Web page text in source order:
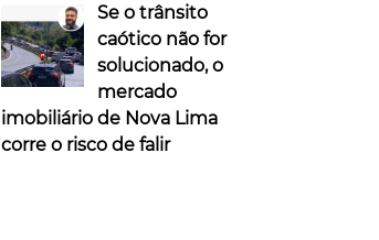
Se o trânsito
caótico não for
solucionado, o
mercado
imobiliário de Nova Lima
corre o risco de falir